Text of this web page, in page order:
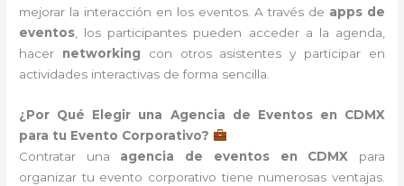
mejorar la interacción en los eventos. A través de apps de
eventos, los participantes pueden acceder a la agenda,
hacer networking con otros asistentes y participar en
actividades interactivas de forma sencilla.
¿Por Qué Elegir una Agencia de Eventos en CDMX
para tu Evento Corporativo?
Contratar una agencia de eventos en CDMX para
organizar tu evento corporativo tiene numerosas ventajas.